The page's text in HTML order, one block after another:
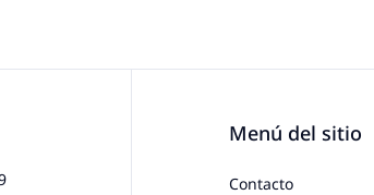
Menú del sitio
Contacto